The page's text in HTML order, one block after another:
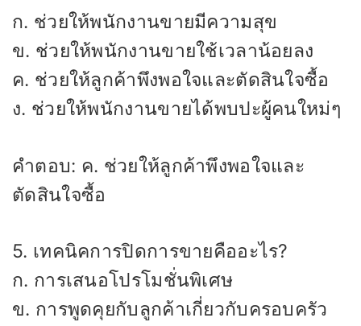
ก. ช่วยให้พนักงานขายมีความสุข
ข. ช่วยให้พนักงานขายใช้เวลาน้อยลง
ค. ช่วยให้ลูกค้าพึงพอใจและตัดสินใจซื้อ
ง. ช่วยให้พนักงานขายได้พบปะผู้คนใหม่ๆ
คำตอบ: ค. ช่วยให้ลูกค้าพึงพอใจและ
ตัดสินใจซื้อ
5. เทคนิคการปิดการขายคืออะไร?
ก. การเสนอโปรโมชั่นพิเศษ
ข. การพูดคุยกับลูกค้าเกี่ยวกับครอบครัว